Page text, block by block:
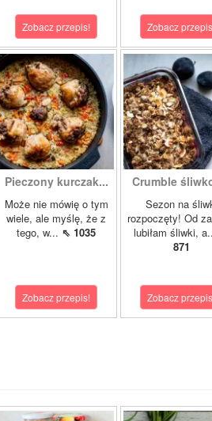
Zobacz przepis! Zobacz
Pieczony kurczak...
Może nie mówię o tym
wiele, ale myślę, że z
tego, w... ⇖ 1035
Zobacz przepis!
Crumble
Sezon na
rozpoczęty! Od
lubiłam śliwki,
871
Zobacz